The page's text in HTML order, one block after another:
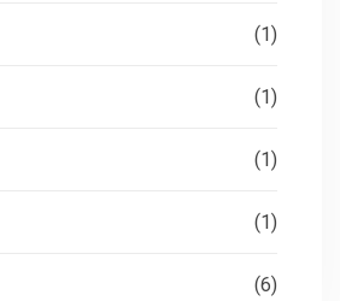
(1)
(1)
(1)
(1)
(6)